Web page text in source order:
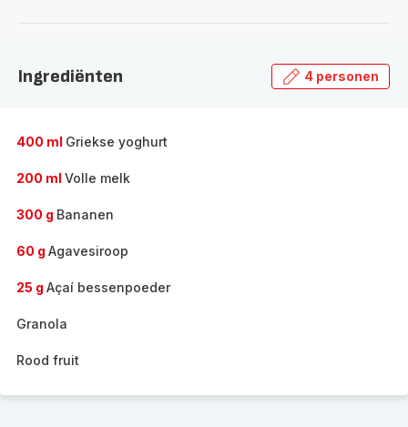
Ingrediënten 4 personen
400 ml Griekse yoghurt
200 ml Volle melk
300 g Bananen
60 g Agavesiroop
25 g Açaí bessenpoeder
Granola
Rood fruit